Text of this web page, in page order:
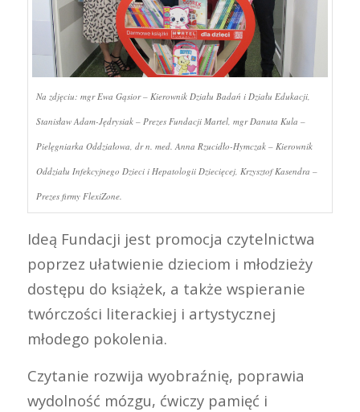
Na zdjęciu: mgr Ewa Gąsior – Kierownik Działu Badań i Działu Edukacji,
Stanisław Adam-Jędrysiak – Prezes Fundacji Martel, mgr Danuta Kula –
Pielęgniarka Oddziałowa, dr n. med. Anna Rzucidło-Hymczak – Kierownik
Oddziału Infekcyjnego Dzieci i Hepatologii Dziecięcej, Krzysztof Kasendra –
Prezes firmy FlexiZone.
Ideą Fundacji jest promocja czytelnictwa
poprzez ułatwienie dzieciom i młodzieży
dostępu do książek, a także wspieranie
twórczości literackiej i artystycznej
młodego pokolenia.
Czytanie rozwija wyobraźnię, poprawia
wydolność mózgu, ćwiczy pamięć i